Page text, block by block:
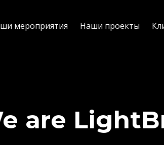
мероприятия Наши проекты
are